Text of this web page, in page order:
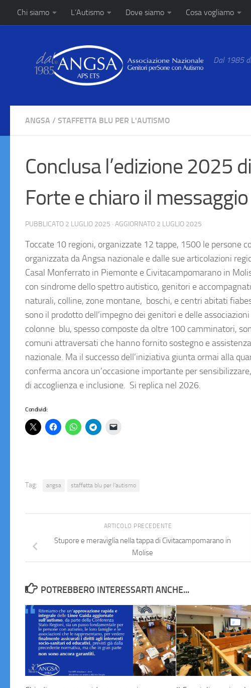
Salta al contenuto
Chi siamo L’Autismo Dove siamo Cosa vogliamo
Dal 1985
ANGSA / STAFFETTA BLU PER L'AUTISMO
Conclusa l’edizione 2025
Forte e chiaro il
PUBBLICATO 2 LUGLIO 2025 · AGGIORNATO 2 LUGLIO 2025
Toccate 10 regioni, organizzate 12 tappe, 1500 le persone
organizzata da Angsa nazionale e dalle sue articolazioni
Casal Monferrato in Piemonte e Civitacampomarano in
con sindrome dello spettro autistico, genitori e
naturali, colline, zone montane, boschi, e centri abitati
sono il prodotto dell’impegno dei genitori e delle
colonne blu, spesso composte da oltre 100 camminatori,
comuni attraversati che hanno fornito sostegno e
nazionale. Ma il successo dell’iniziativa giunta ormai alla
conferma ancora un’occasione importante per
di accoglienza e inclusione. Si replica nel 2026.
Condividi:
Tag: angsa staffetta blu per l'autismo
ARTICOLO PRECEDENTE
Stupore e meraviglia nella tappa di Civitacampomarano in
Molise
POTREBBERO INTERESSARTI ANCHE...